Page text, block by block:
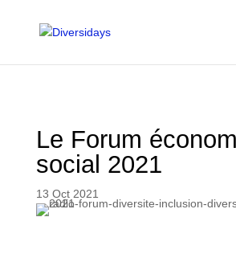
principal
Le Forum
social 2021
13 Oct 2021